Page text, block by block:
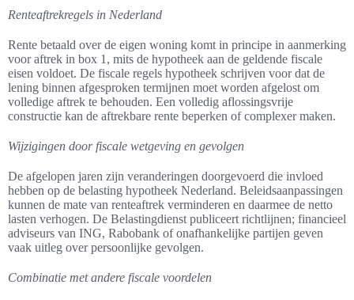
Renteaftrekregels in Nederland
Rente betaald over de eigen woning komt in principe in aanmerking
voor aftrek in box 1, mits de hypotheek aan de geldende fiscale
eisen voldoet. De fiscale regels hypotheek schrijven voor dat de
lening binnen afgesproken termijnen moet worden afgelost om
volledige aftrek te behouden. Een volledig aflossingsvrije
constructie kan de aftrekbare rente beperken of complexer maken.
Wijzigingen door fiscale wetgeving en gevolgen
De afgelopen jaren zijn veranderingen doorgevoerd die invloed
hebben op de belasting hypotheek Nederland. Beleidsaanpassingen
kunnen de mate van renteaftrek verminderen en daarmee de netto
lasten verhogen. De Belastingdienst publiceert richtlijnen; financieel
adviseurs van ING, Rabobank of onafhankelijke partijen geven
vaak uitleg over persoonlijke gevolgen.
Combinatie met andere fiscale voordelen